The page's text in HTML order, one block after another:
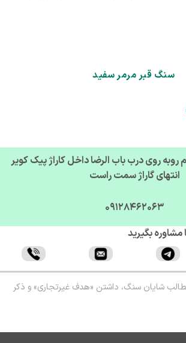
سنگ قبر مرمر سفید
روی درب باب الرضا داخل کاراژ پیک کویر
انتهای گاراژ سمت راست
09128462063
بگیرید
شایان سنگ، داشتن «هدف غیرتجاری» و ذکر